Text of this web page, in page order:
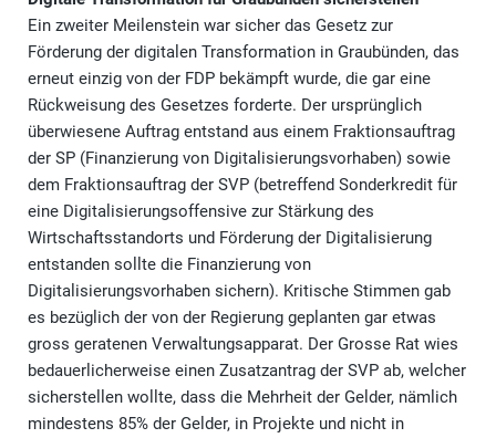
Ein zweiter Meilenstein war sicher das Gesetz zur
Förderung der digitalen Transformation in Graubünden, das
erneut einzig von der FDP bekämpft wurde, die gar eine
Rückweisung des Gesetzes forderte. Der ursprünglich
überwiesene Auftrag entstand aus einem Fraktionsauftrag
der SP (Finanzierung von Digitalisierungsvorhaben) sowie
dem Fraktionsauftrag der SVP (betreffend Sonderkredit für
eine Digitalisierungsoffensive zur Stärkung des
Wirtschaftsstandorts und Förderung der Digitalisierung
entstanden sollte die Finanzierung von
Digitalisierungsvorhaben sichern). Kritische Stimmen gab
es bezüglich der von der Regierung geplanten gar etwas
gross geratenen Verwaltungsapparat. Der Grosse Rat wies
bedauerlicherweise einen Zusatzantrag der SVP ab, welcher
sicherstellen wollte, dass die Mehrheit der Gelder, nämlich
mindestens 85% der Gelder, in Projekte und nicht in